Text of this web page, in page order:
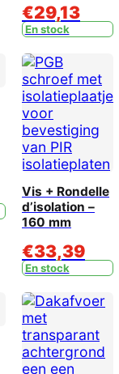
€29,13
En stock
Vis + Rondelle
d’isolation –
160 mm
€33,39
En stock